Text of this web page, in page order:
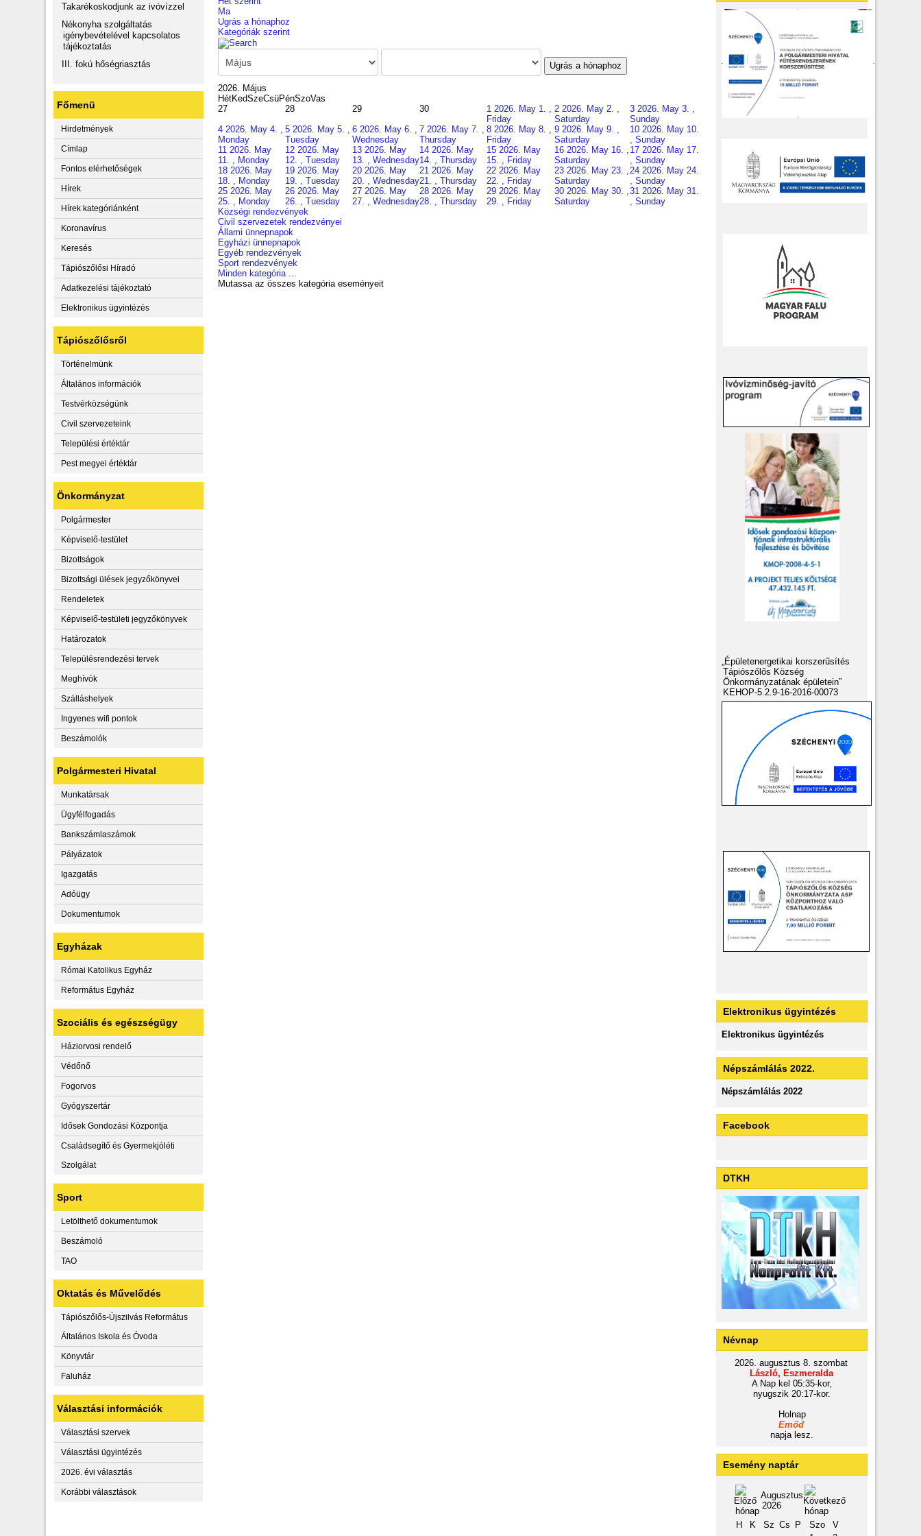
Takarékoskodjunk az ivóvízzel
Nékonyha szolgáltatás
igénybevételével kapcsolatos
tájékoztatás
III. fokú hőségriasztás
Főmenü
Hirdetmények
Címlap
Fontos elérhetőségek
Hírek
Hírek kategóriánként
Koronavírus
Keresés
Tápiószőlősi Híradó
Adatkezelési tájékoztató
Elektronikus ügyintézés
Tápiószőlősről
Történelmünk
Általános információk
Testvérközségünk
Civil szervezeteink
Települési értéktár
Pest megyei értéktár
Önkormányzat
Polgármester
Képviselő-testület
Bizottságok
Bizottsági ülések jegyzőkönyvei
Rendeletek
Képviselő-testületi jegyzőkönyvek
Határozatok
Településrendezési tervek
Meghívók
Szálláshelyek
Ingyenes wifi pontok
Beszámolók
Polgármesteri Hivatal
Munkatársak
Ügyfélfogadás
Bankszámlaszámok
Pályázatok
Igazgatás
Adóügy
Dokumentumok
Egyházak
Római Katolikus Egyház
Református Egyház
Szociális és egészségügy
Háziorvosi rendelő
Védőnő
Fogorvos
Gyógyszertár
Idősek Gondozási Központja
Családsegítő és Gyermekjóléti
Szolgálat
Sport
Letölthető dokumentumok
Beszámoló
TAO
Oktatás és Művelődés
Tápiószőlős-Újszilvás Református
Általános Iskola és Óvoda
Könyvtár
Faluház
Választási információk
Választási szervek
Választási ügyintézés
2026. évi választás
Korábbi választások
Ma
Ugrás a hónaphoz
Kategóriák szerint
Ugrás a hónaphoz
2026. Május
HétKedSzeCsüPénSzoVas
27
28 29 30 1 2026. May 1. ,
Friday
2 2026. May 2. ,
Saturday
3 2026. May 3. ,
Sunday
4 2026. May 4. ,
Monday
5 2026. May 5. ,
Tuesday
6 2026. May 6. ,
Wednesday
7 2026. May 7. ,
Thursday
8 2026. May 8. ,
Friday
9 2026. May 9. ,
Saturday
10 2026. May 10.
, Sunday
11 2026. May
11. , Monday
12 2026. May
12. , Tuesday
13 2026. May
13. , Wednesday
14 2026. May
14. , Thursday
15 2026. May
15. , Friday
16 2026. May 16. ,
Saturday
17 2026. May 17.
, Sunday
18 2026. May
18. , Monday
19 2026. May
19. , Tuesday
20 2026. May
20. , Wednesday
21 2026. May
21. , Thursday
22 2026. May
22. , Friday
23 2026. May 23. ,
Saturday
24 2026. May 24.
, Sunday
25 2026. May
25. , Monday
26 2026. May
26. , Tuesday
27 2026. May
27. , Wednesday
28 2026. May
28. , Thursday
29 2026. May
29. , Friday
30 2026. May 30. ,
Saturday
31 2026. May 31.
, Sunday
Községi rendezvények
Civil szervezetek rendezvényei
Állami ünnepnapok
Egyházi ünnepnapok
Egyéb rendezvények
Sport rendezvények
Minden kategória ...
Mutassa az összes kategória eseményeit
„Épületenergetikai korszerűsítés
Tápiószőlős Község
Önkormányzatának épületein”
KEHOP-5.2.9-16-2016-00073
Elektronikus ügyintézés
Elektronikus ügyintézés
Népszámlálás 2022.
Népszámlálás 2022
Facebook
DTKH
Névnap
2026. augusztus 8. szombat
László, Eszmeralda
A Nap kel 05:35-kor,
nyugszik 20:17-kor.
Holnap
Emőd
napja lesz.
Esemény naptár
Augusztus
2026
H
K Sz Cs P Szo
V